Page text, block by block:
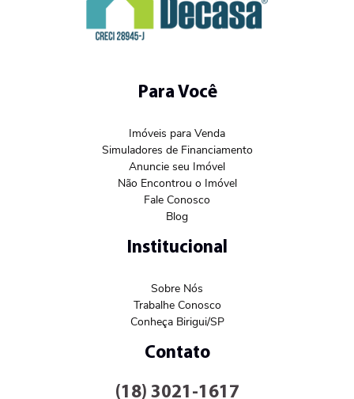
Para Você
Imóveis para Venda
Simuladores de Financiamento
Anuncie seu Imóvel
Não Encontrou o Imóvel
Fale Conosco
Blog
Institucional
Sobre Nós
Trabalhe Conosco
Conheça Birigui/SP
Contato
(18) 3021-1617